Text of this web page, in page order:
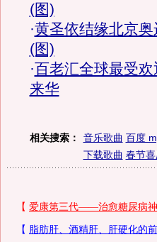
(图)
·黄圣依结缘北京
(图)
·百老汇全球最受
来华
相关搜索： 音乐歌曲 百度
下载歌曲 春节